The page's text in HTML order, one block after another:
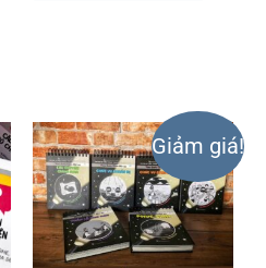
Giảm giá!